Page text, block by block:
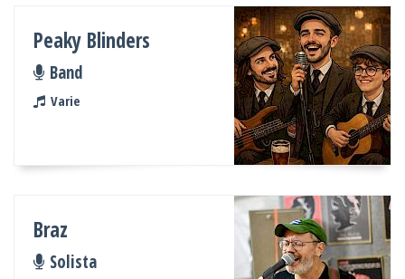
Peaky Blinders
Band
Varie
Braz
Solista